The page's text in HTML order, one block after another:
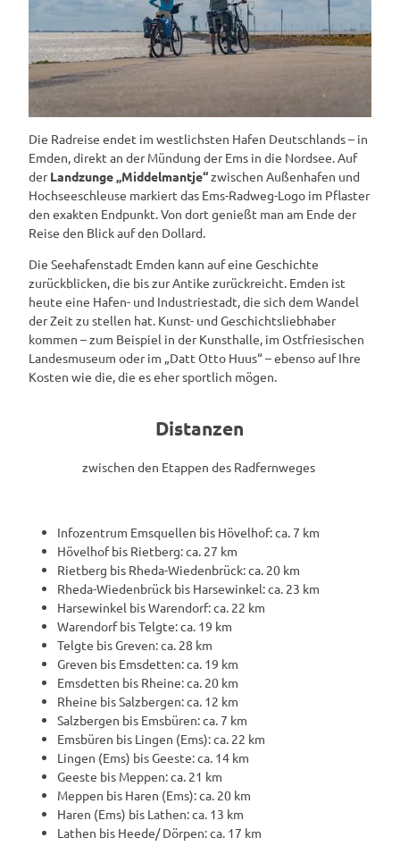
Die Radreise endet im westlichsten Hafen Deutschlands – in
Emden, direkt an der Mündung der Ems in die Nordsee. Auf
derLandzunge „Middelmantje“zwischen Außenhafen und
Hochseeschleuse markiert das Ems-Radweg-Logo im Pflaster
den exakten Endpunkt. Von dort genießt man am Ende der
Reise den Blick auf den Dollard.
Die Seehafenstadt Emden kann auf eine Geschichte
zurückblicken, die bis zur Antike zurückreicht. Emden ist
heute eine Hafen- und Industriestadt, die sich dem Wandel
der Zeit zu stellen hat. Kunst- und Geschichtsliebhaber
kommen – zum Beispiel in der Kunsthalle, im Ostfriesischen
Landesmuseum oder im „Datt Otto Huus“ – ebenso auf Ihre
Kosten wie die, die es eher sportlich mögen.
Distanzen
zwischen den Etappen des Radfernweges
Infozentrum Emsquellen bis Hövelhof: ca. 7 km
Hövelhof bis Rietberg: ca. 27 km
Rietberg bis Rheda-Wiedenbrück: ca. 20 km
Rheda-Wiedenbrück bis Harsewinkel: ca. 23 km
Harsewinkel bis Warendorf: ca. 22 km
Warendorf bis Telgte: ca. 19 km
Telgte bis Greven: ca. 28 km
Greven bis Emsdetten: ca. 19 km
Emsdetten bis Rheine: ca. 20 km
Rheine bis Salzbergen: ca. 12 km
Salzbergen bis Emsbüren: ca. 7 km
Emsbüren bis Lingen (Ems): ca. 22 km
Lingen (Ems) bis Geeste: ca. 14 km
Geeste bis Meppen: ca. 21 km
Meppen bis Haren (Ems): ca. 20 km
Haren (Ems) bis Lathen: ca. 13 km
Lathen bis Heede/ Dörpen: ca. 17 km